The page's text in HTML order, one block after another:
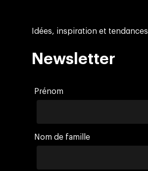
Idées, inspiration et tendances
Newsletter
Prénom
Nom de famille